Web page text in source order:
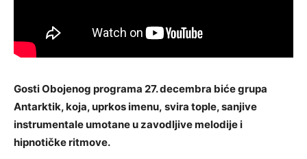
Gosti Obojenog programa 27. decembra biće grupa
Antarktik, koja, uprkos imenu, svira tople, sanjive
instrumentale umotane u zavodljive melodije i
hipnotičke ritmove.